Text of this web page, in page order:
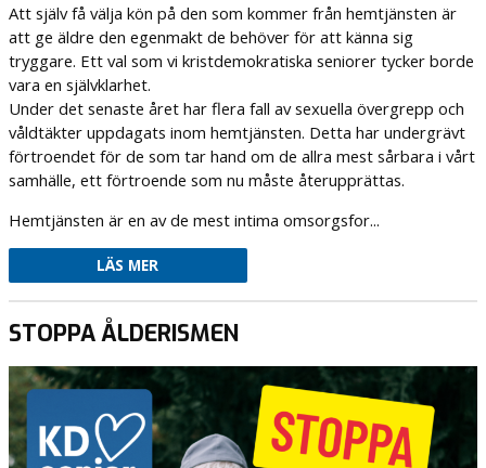
Att själv få välja kön på den som kommer från hemtjänsten är
att ge äldre den egenmakt de behöver för att känna sig
tryggare. Ett val som vi kristdemokratiska seniorer tycker borde
vara en självklarhet.
Under det senaste året har flera fall av sexuella övergrepp och
våldtäkter uppdagats inom hemtjänsten. Detta har undergrävt
förtroendet för de som tar hand om de allra mest sårbara i vårt
samhälle, ett förtroende som nu måste återupprättas.
Hemtjänsten är en av de mest intima omsorgsfor...
LÄS MER
STOPPA ÅLDERISMEN